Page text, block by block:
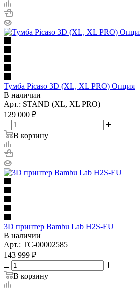
Тумба Picaso 3D (XL, XL PRO) Опция
В наличии
Арт.: STAND (XL, XL PRO)
129 000 ₽
В корзину
3D принтер Bambu Lab H2S-EU
В наличии
Арт.: TC-00002585
143 999 ₽
В корзину